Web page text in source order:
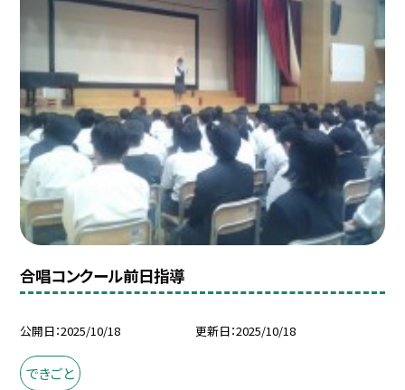
合唱コンクール前日指導
公開日 2025/10/18 更新日 2025/10/18
できごと